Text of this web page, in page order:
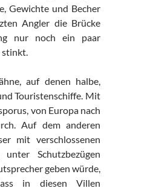
Gewichte und Becher
Angler die Brücke
nur noch ein paar
stinkt.
auf denen halbe,
Touristenschiffe. Mit
von Europa nach
Auf dem anderen
mit verschlossenen
Schutzbezügen
geben würde,
in diesen Villen